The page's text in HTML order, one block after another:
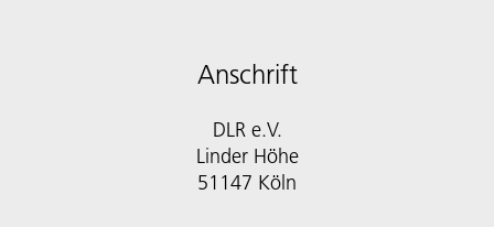
Anschrift
DLR e.V.
Linder Höhe
51147 Köln